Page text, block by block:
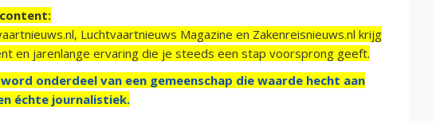
Luchtvaartnieuws Magazine en Zakenreisnieuws.nl krijg
en jarenlange ervaring die je steeds een stap voorsprong geeft.
onderdeel van een gemeenschap die waarde hecht aan
échte journalistiek.